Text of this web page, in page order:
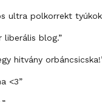
ultra polkorrekt
liberális blog.”
hitvány
<3”